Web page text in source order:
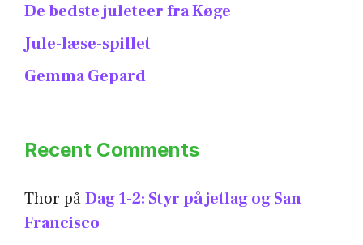
De bedste juleteer fra Køge
Jule-læse-spillet
Gemma Gepard
Recent Comments
Thor påDag 1-2: Styr på jetlag og San
Francisco